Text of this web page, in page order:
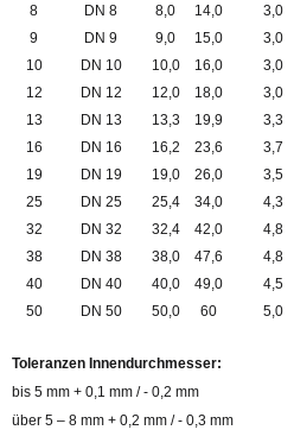
8
DN 8 8,0 14,0 3,0
9
DN 9 9,0 15,0 3,0
10
DN 10 10,0 16,0 3,0
12
DN 12 12,0 18,0 3,0
13
DN 13 13,3 19,9 3,3
16
DN 16 16,2 23,6 3,7
19
DN 19 19,0 26,0 3,5
25
DN 25 25,4 34,0 4,3
32
DN 32 32,4 42,0 4,8
38
DN 38 38,0 47,6 4,8
40
DN 40 40,0 49,0 4,5
50
DN 50 50,0 60 5,0
Toleranzen Innendurchmesser:
bis 5 mm + 0,1 mm / - 0,2 mm
über 5 – 8 mm + 0,2 mm / - 0,3 mm